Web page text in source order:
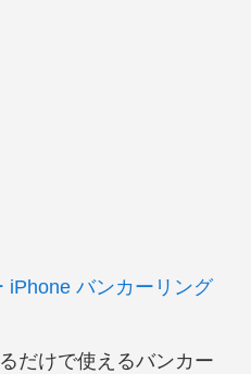
iPhone バンカーリング
だけで使えるバンカー